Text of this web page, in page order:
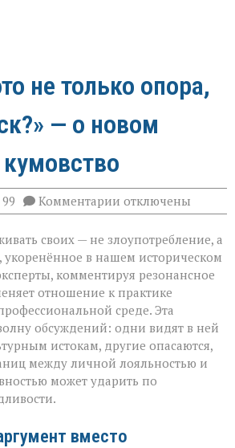
не только опора,
— о новом
кумовство
99 Комментарии к
записи
не
только
но
и
пропуск?» — о
новом
взгляде
на
кумовство
отключены
своих — не злоупотребление, а
укоренённое в нашем историческом
комментируя резонансное
отношение к практике
среде. Эта
обсуждений: одни видят в ней
истокам, другие опасаются,
между личной лояльностью и
может ударить по
вместо